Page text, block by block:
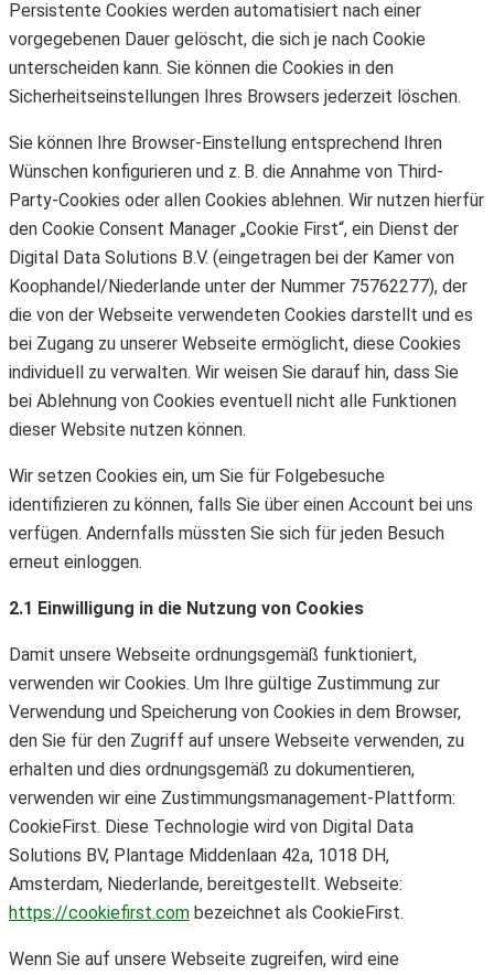
Persistente Cookies werden automatisiert nach einer
vorgegebenen Dauer gelöscht, die sich je nach Cookie
unterscheiden kann. Sie können die Cookies in den
Sicherheitseinstellungen Ihres Browsers jederzeit löschen.
Sie können Ihre Browser-Einstellung entsprechend Ihren
Wünschen konfigurieren und z. B. die Annahme von Third-
Party-Cookies oder allen Cookies ablehnen. Wir nutzen hierfür
den Cookie Consent Manager „Cookie First“, ein Dienst der
Digital Data Solutions B.V. (eingetragen bei der Kamer von
Koophandel/Niederlande unter der Nummer 75762277), der
die von der Webseite verwendeten Cookies darstellt und es
bei Zugang zu unserer Webseite ermöglicht, diese Cookies
individuell zu verwalten. Wir weisen Sie darauf hin, dass Sie
bei Ablehnung von Cookies eventuell nicht alle Funktionen
dieser Website nutzen können.
Wir setzen Cookies ein, um Sie für Folgebesuche
identifizieren zu können, falls Sie über einen Account bei uns
verfügen. Andernfalls müssten Sie sich für jeden Besuch
erneut einloggen.
2.1 Einwilligung in die Nutzung von Cookies
Damit unsere Webseite ordnungsgemäß funktioniert,
verwenden wir Cookies. Um Ihre gültige Zustimmung zur
Verwendung und Speicherung von Cookies in dem Browser,
den Sie für den Zugriff auf unsere Webseite verwenden, zu
erhalten und dies ordnungsgemäß zu dokumentieren,
verwenden wir eine Zustimmungsmanagement-Plattform:
CookieFirst. Diese Technologie wird von Digital Data
Solutions BV, Plantage Middenlaan 42a, 1018 DH,
Amsterdam, Niederlande, bereitgestellt. Webseite:
https://cookiefirst.com bezeichnet als CookieFirst.
Wenn Sie auf unsere Webseite zugreifen, wird eine